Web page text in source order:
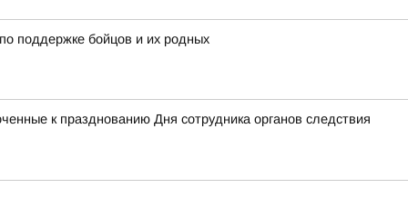
поддержке бойцов и их родных
к празднованию Дня сотрудника органов следствия